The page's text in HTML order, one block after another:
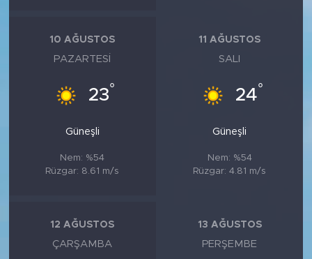
10 AĞUSTOS
PAZARTESI
23°
Güneşli
Nem: %54
Rüzgar: 8.61 m/s
11 AĞUSTOS
SALI
24°
Güneşli
Nem: %54
Rüzgar: 4.81 m/s
12 AĞUSTOS
ÇARŞAMBA
13 AĞUSTOS
PERŞEMBE